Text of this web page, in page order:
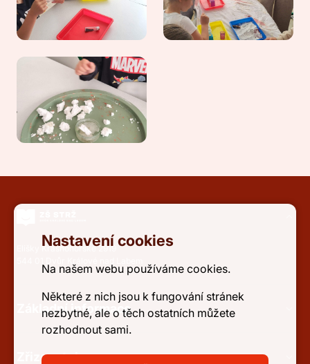
Elišky Krásnohorské 2919
Základní informace
Zřizovatel
Nastavení cookies
Na našem webu používáme cookies.
Některé z nich jsou k fungování stránek
nezbytné, ale o těch ostatních můžete
rozhodnout sami.